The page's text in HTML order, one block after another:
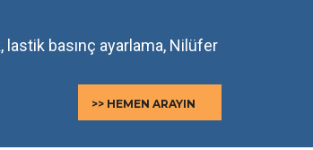
basınç ayarlama, Nilüfer
>> HEMEN ARAYIN